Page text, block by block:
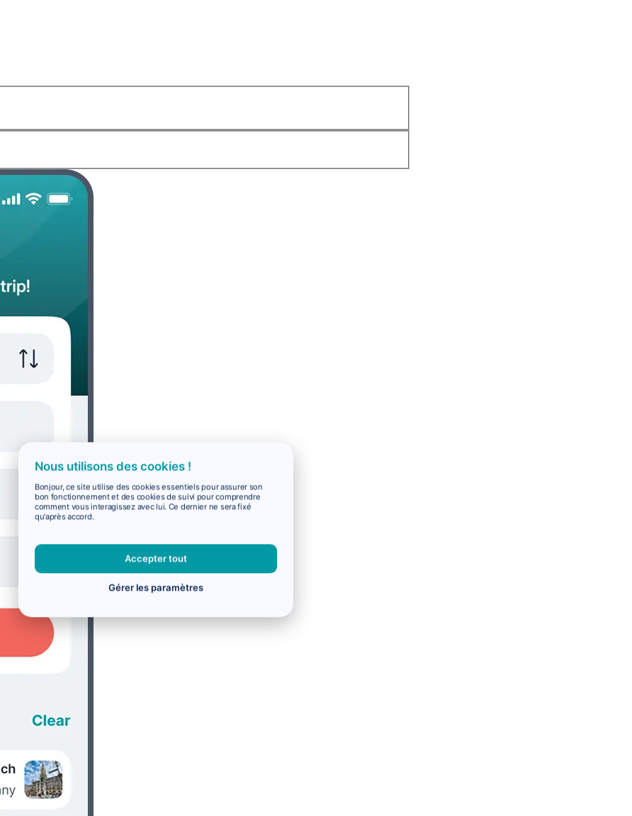
Nous utilisons des cookies !
Bonjour, ce site utilise des cookies essentiels pour assurer son
bon fonctionnement et des cookies de suivi pour comprendre
comment vous interagissez avec lui. Ce dernier ne sera fixé
qu'après accord.
Accepter tout
Gérer les paramètres